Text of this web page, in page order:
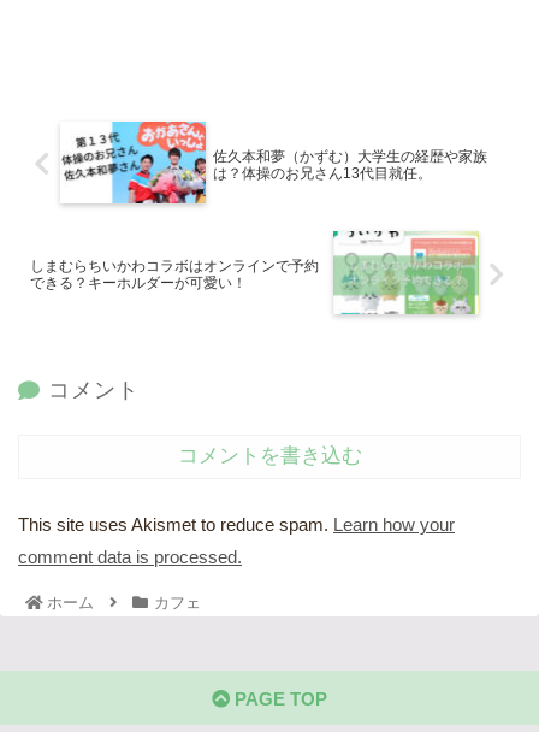
佐久本和夢（かずむ）大学生の経歴や家族
は？体操のお兄さん13代目就任。
しまむらちいかわコラボはオンラインで予約
できる？キーホルダーが可愛い！
コメント
コメントを書き込む
This site uses Akismet to reduce spam. Learn how your
comment data is processed.
ホーム カフェ
PAGE TOP